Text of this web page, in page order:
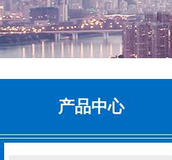
产品中心